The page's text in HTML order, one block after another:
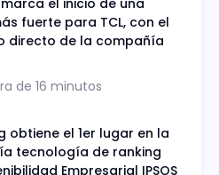
el inicio de una
fuerte para TCL, con el
directo de la compañía
de 16 minutos
obtiene el 1er lugar en la
tecnología de ranking
Empresarial IPSOS